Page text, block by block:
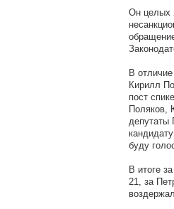
Он целых
В
Кирилл
пост
Поляков,
депутаты
буду
В итоге
21, за